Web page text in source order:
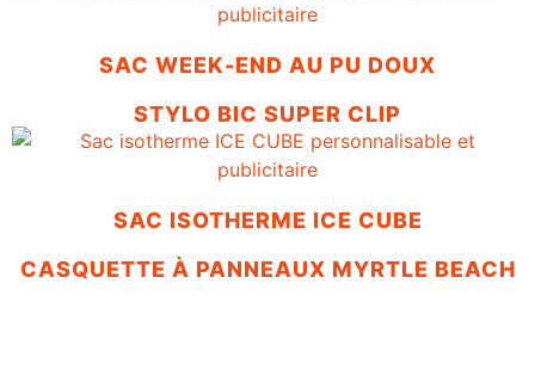
SAC WEEK-END AU PU DOUX
STYLO BIC SUPER CLIP
SAC ISOTHERME ICE CUBE
CASQUETTE À PANNEAUX MYRTLE BEACH